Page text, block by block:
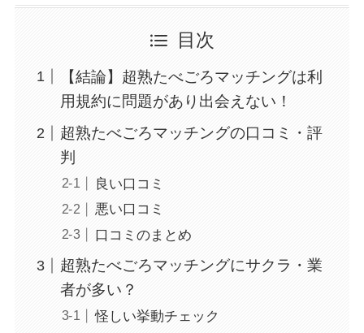
目次
【結論】超熟たべごろマッチングは利
用規約に問題があり出会えない！
超熟たべごろマッチングの口コミ・評
判
良い口コミ
悪い口コミ
口コミのまとめ
超熟たべごろマッチングにサクラ・業
者が多い？
怪しい挙動チェック